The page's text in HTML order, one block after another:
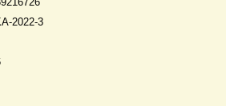
2022-3